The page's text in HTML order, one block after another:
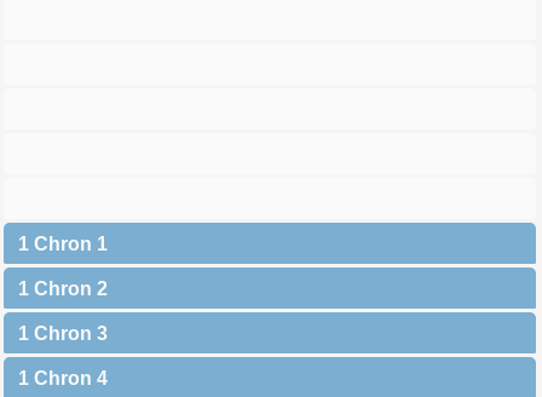
1 Chron 1
1 Chron 2
1 Chron 3
1 Chron 4